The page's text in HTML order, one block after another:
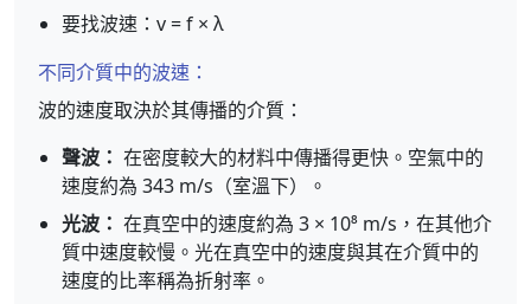
要找波速：v = f × λ
不同介質中的波速：
波的速度取決於其傳播的介質：
聲波： 在密度較大的材料中傳播得更快。空氣中的
速度約為 343 m/s（室溫下）。
光波： 在真空中的速度約為 3 × 10⁸ m/s，在其他介
質中速度較慢。光在真空中的速度與其在介質中的
速度的比率稱為折射率。